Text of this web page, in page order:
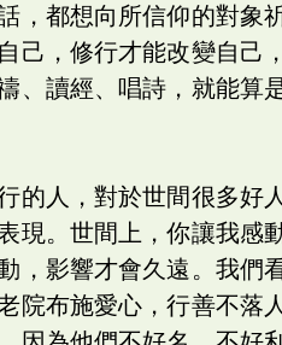
，都想向所信仰的對象
己，修行才能改變自己
、讀經、唱詩，就能算
的人，對於世間很多好
現。世間上，你讓我感
，影響才會久遠。我們
院布施愛心，行善不落